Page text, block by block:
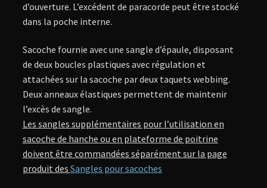
d’ouverture. L’excédent de paracorde peut être stocké
dans la poche interne.
Sacoche fournie avec une sangle d’épaule, disposant
de deux boucles plastiques avec régulation et
attachées sur la sacoche par deux taquets webbing.
Deux anneaux élastiques permettent de maintenir
l’excès de sangle.
Les sangles supplémentaires pour l’utilisation en
sacoche de hanche ou en plateforme de poitrine
doivent être commandées séparément sur la page
produit des Sangles pour sacoches